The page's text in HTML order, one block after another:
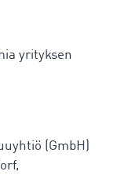
yrityksen
(GmbH)